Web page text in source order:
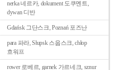
nerka 네르카, dokument 도쿠멘트,
dywan 디반
Gdańsk 그단스크, Poznań 포즈난
para 파라, Słupsk 스웁스크, chłop
흐워프
rower 로베르, garnek 가르네크, sznur